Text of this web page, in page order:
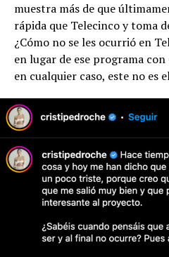
muestra más de que
rápida que Telecinco y toma
¿Cómo no se les ocurrió en
en lugar de ese programa
en cualquier caso, este no es